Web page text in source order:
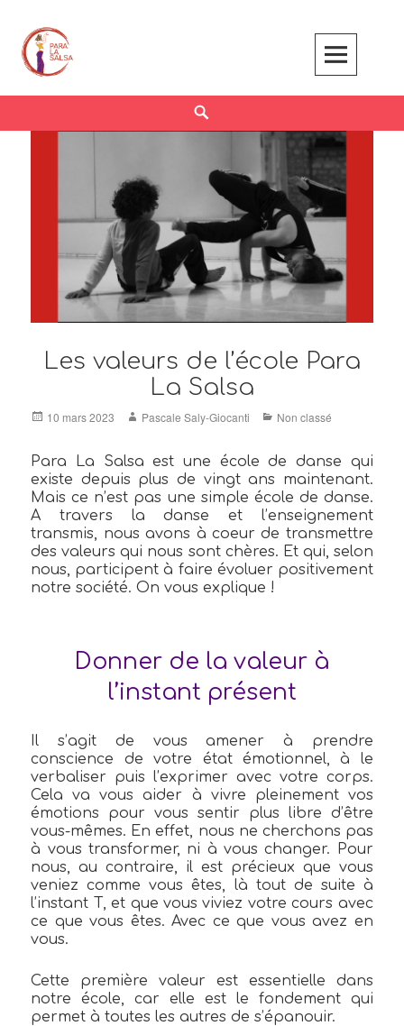
content
Les valeurs de l’école Para
La Salsa
Posted
10 mars 2023 Author
Pascale Saly-Giocanti Categories
Non classé
Para La Salsa est une école de danse qui
existe depuis plus de vingt ans maintenant.
Mais ce n’est pas une simple école de danse.
A travers la danse et l’enseignement
transmis, nous avons à coeur de transmettre
des valeurs qui nous sont chères. Et qui, selon
nous, participent à faire évoluer positivement
notre société. On vous explique !
Donner de la valeur à
l’instant présent
Il s’agit de vous amener à prendre
conscience de votre état émotionnel, à le
verbaliser puis l’exprimer avec votre corps.
Cela va vous aider à vivre pleinement vos
émotions pour vous sentir plus libre d’être
vous-mêmes. En effet, nous ne cherchons pas
à vous transformer, ni à vous changer. Pour
nous, au contraire, il est précieux que vous
veniez comme vous êtes, là tout de suite à
l’instant T, et que vous viviez votre cours avec
ce que vous êtes. Avec ce que vous avez en
vous.
Cette première valeur est essentielle dans
notre école, car elle est le fondement qui
permet à toutes les autres de s’épanouir.